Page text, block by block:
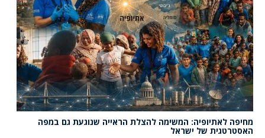
מחיפה לאתיופיה: המשימה להצלת הראייה שנוגעת גם במפה
האסטרטגית של ישראל